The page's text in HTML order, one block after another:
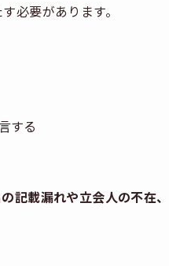
必要があります。
する
記載漏れや立会人の不在、